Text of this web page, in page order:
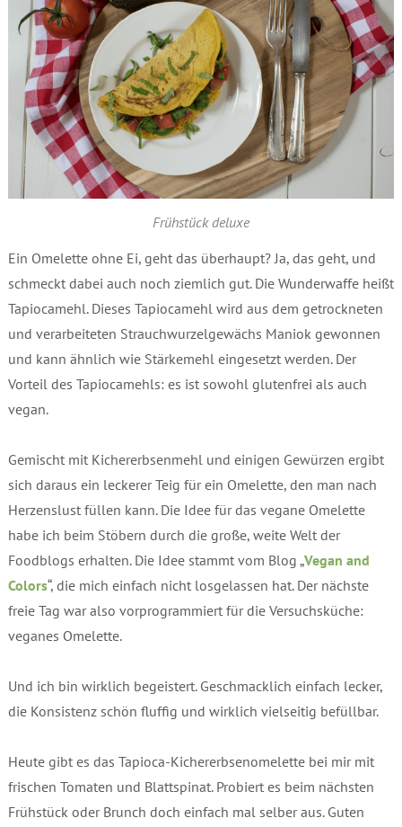
Frühstück deluxe
Ein Omelette ohne Ei, geht das überhaupt? Ja, das geht, und
schmeckt dabei auch noch ziemlich gut. Die Wunderwaffe heißt
Tapiocamehl. Dieses Tapiocamehl wird aus dem getrockneten
und verarbeiteten Strauchwurzelgewächs Maniok gewonnen
und kann ähnlich wie Stärkemehl eingesetzt werden. Der
Vorteil des Tapiocamehls: es ist sowohl glutenfrei als auch
vegan.
Gemischt mit Kichererbsenmehl und einigen Gewürzen ergibt
sich daraus ein leckerer Teig für ein Omelette, den man nach
Herzenslust füllen kann. Die Idee für das vegane Omelette
habe ich beim Stöbern durch die große, weite Welt der
Foodblogs erhalten. Die Idee stammt vom Blog „Vegan and
Colors“, die mich einfach nicht losgelassen hat. Der nächste
freie Tag war also vorprogrammiert für die Versuchsküche:
veganes Omelette.
Und ich bin wirklich begeistert. Geschmacklich einfach lecker,
die Konsistenz schön fluffig und wirklich vielseitig befüllbar.
Heute gibt es das Tapioca-Kichererbsenomelette bei mir mit
frischen Tomaten und Blattspinat. Probiert es beim nächsten
Frühstück oder Brunch doch einfach mal selber aus. Guten